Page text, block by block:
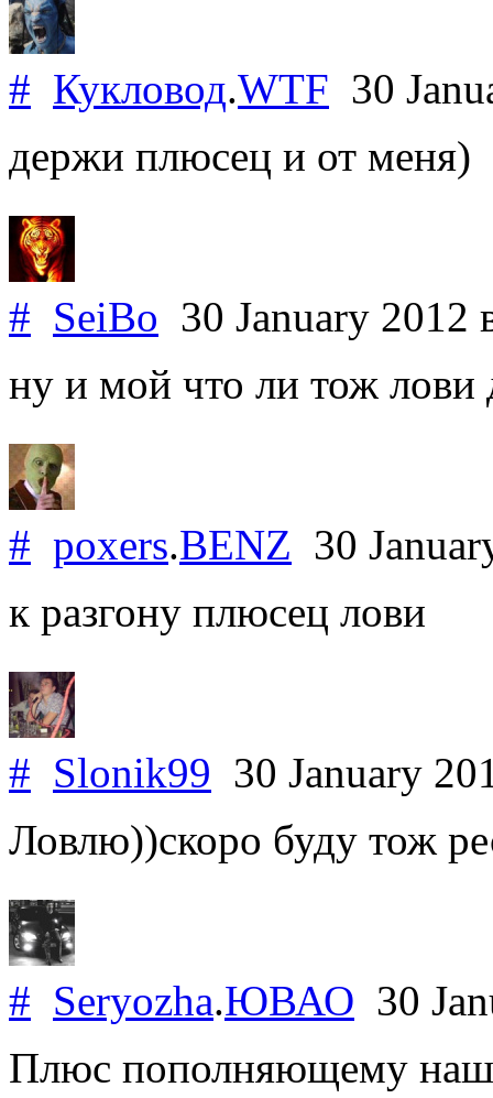
# Кукловод.WTF 30
держи плюсец и от меня)
# SeiBo 30 January 2012
ну и мой что ли тож лови
# poxers.BENZ 30
к разгону плюсец лови
# Slonik99 30 January
Ловлю))скоро буду тож
# Seryozha.ЮВАО 30
Плюс пополняющему